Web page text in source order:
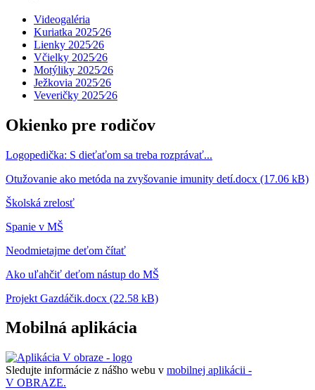
Videogaléria
Kuriatka 2025⁄26
Lienky 2025⁄26
Včielky 2025⁄26
Motýliky 2025⁄26
Ježkovia 2025⁄26
Veveričky 2025⁄26
Okienko pre rodičov
Logopedička: S dieťaťom sa treba rozprávať...
Otužovanie ako metóda na zvyšovanie imunity detí.docx (17.06 kB)
Školská zrelosť
Spanie v MŠ
Neodmietajme deťom čítať
Ako uľahčiť deťom nástup do MŠ
Projekt Gazdáčik.docx (22.58 kB)
Mobilná aplikácia
Sledujte informácie z nášho webu v mobilnej aplikácii -
V OBRAZE.